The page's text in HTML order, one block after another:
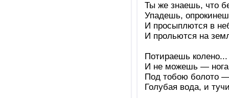
Ты же знаешь, что
Упадешь,
И просыплются в
И прольются на
Потираешь
И не можешь — нога
Под тобою болото
Голубая вода, и